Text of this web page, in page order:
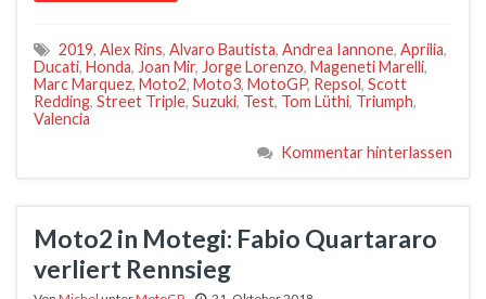
2019, Alex Rins, Alvaro Bautista, Andrea Iannone, Aprilia,
Ducati, Honda, Joan Mir, Jorge Lorenzo, Mageneti Marelli,
Marc Marquez, Moto2, Moto3, MotoGP, Repsol, Scott
Redding, Street Triple, Suzuki, Test, Tom Lüthi, Triumph,
Valencia
Kommentar hinterlassen
Moto2 in Motegi: Fabio Quartararo
verliert Rennsieg